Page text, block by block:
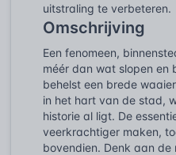
uitstraling te verbeteren.
Omschrijving
Een fenomeen,
méér dan wat slopen en
behelst een brede
in het hart van de stad,
historie al ligt. De
veerkrachtiger maken,
bovendien. Denk aan de